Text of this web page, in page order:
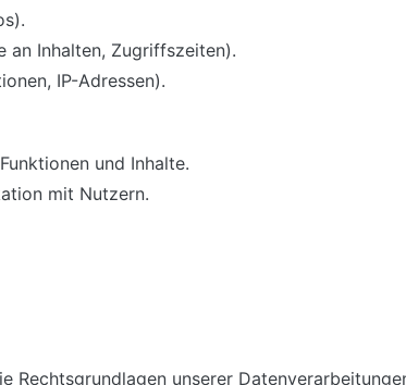
an Inhalten, Zugriffszeiten).
IP-Adressen).
und Inhalte.
mit Nutzern.
Rechtsgrundlagen unserer